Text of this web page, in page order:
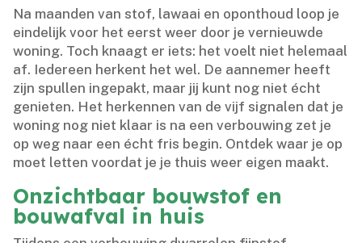
Na maanden van stof, lawaai en oponthoud loop je
eindelijk voor het eerst weer door je vernieuwde
woning.​ Toch knaagt er iets: het voelt niet helemaal
af.​ Iedereen herkent het wel.​ De aannemer heeft
zijn spullen ingepakt, maar jij kunt nog niet écht
genieten.​ Het herkennen van de vijf signalen dat je
woning nog niet klaar is na een verbouwing zet je
op weg naar een écht fris begin.​ Ontdek waar je op
moet letten voordat je je thuis weer eigen maakt.​
Onzichtbaar bouwstof en
bouwafval in huis